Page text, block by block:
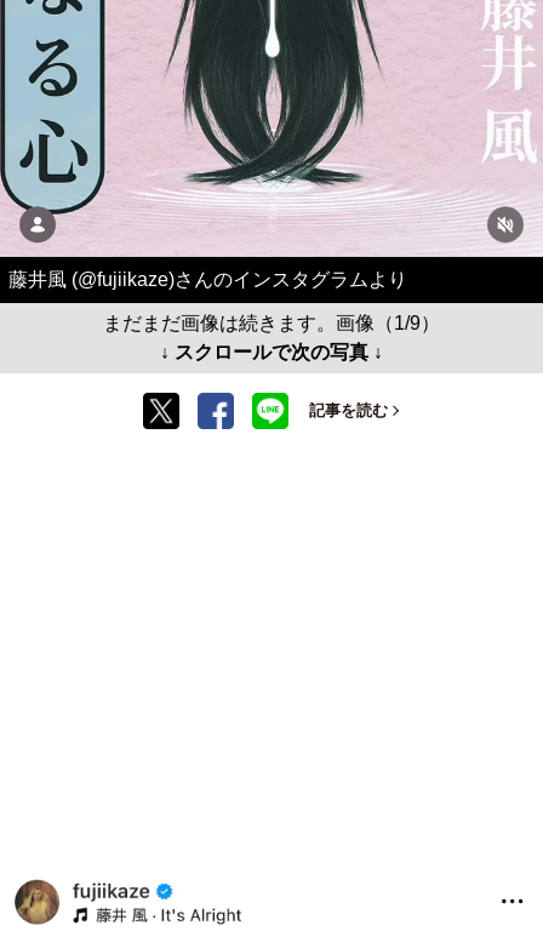
藤井風 (@fujiikaze)さんのインスタグラムより
まだまだ画像は続きます。画像（1/9）
↓ スクロールで次の写真 ↓
記事を読む